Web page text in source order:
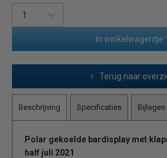
In winkelwagentje
Terug naar
Beschrijving Specificaties Bijlages
Polar gekoelde bardisplay met
half juli 2021